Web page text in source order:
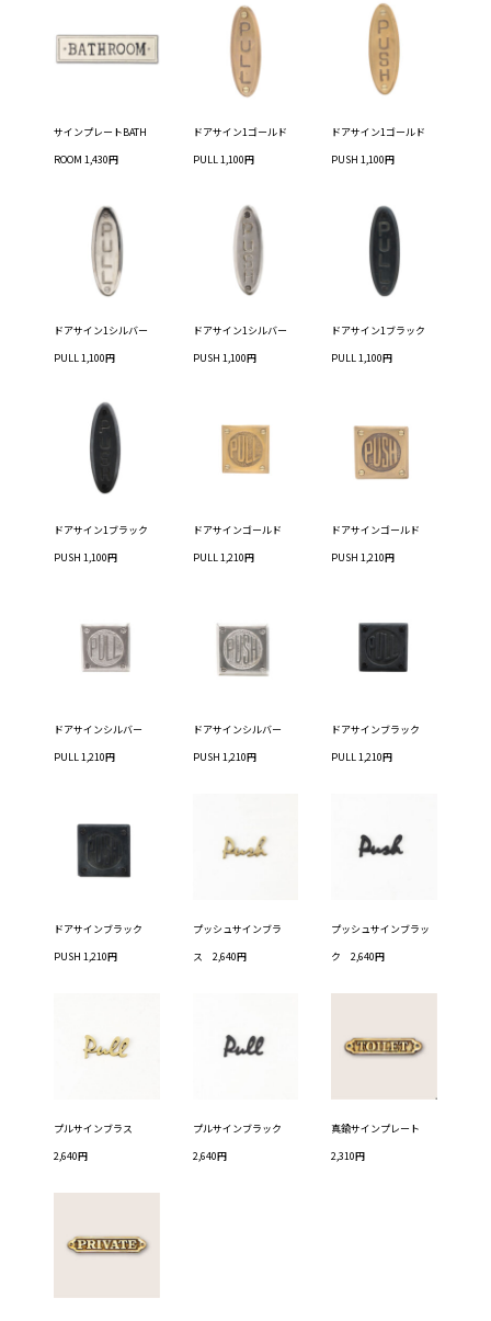
サインプレートBATH
ROOM 1,430円
ドアサイン1ゴールド
PULL 1,100円
ドアサイン1ゴールド
PUSH 1,100円
ドアサイン1シルバー
PULL 1,100円
ドアサイン1シルバー
PUSH 1,100円
ドアサイン1ブラック
PULL 1,100円
ドアサイン1ブラック
PUSH 1,100円
ドアサインゴールド
PULL 1,210円
ドアサインゴールド
PUSH 1,210円
ドアサインシルバー
PULL 1,210円
ドアサインシルバー
PUSH 1,210円
ドアサインブラック
PULL 1,210円
ドアサインブラック
PUSH 1,210円
プッシュサインブラ
ス 2,640円
プッシュサインブラッ
ク 2,640円
プルサインブラス
2,640円
プルサインブラック
2,640円
真鍮サインプレート
2,310円